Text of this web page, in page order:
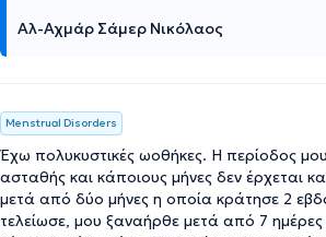
Αλ-Αχμάρ Σάμερ Νικόλαος
Menstrual Disorders
Έχω πολυκυστικές ωοθήκες. Η περίοδος μου
ασταθής και κάποιους μήνες δεν έρχεται
μετά από δύο μήνες η οποία κράτησε 2
τελείωσε, μου ξαναήρθε μετά από 7 ημέρες